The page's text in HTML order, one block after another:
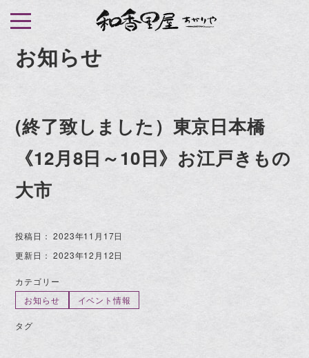
お知らせ
(終了致しました）東京日本橋
《12月8日～10日》お江戸きもの
大市
投稿日： 2023年11月17日
更新日： 2023年12月12日
カテゴリー
お知らせ
イベント情報
タグ